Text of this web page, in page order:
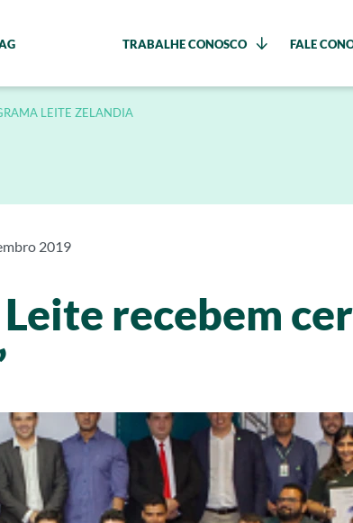
TRABALHE CONOSCO FALE
LEITE ZELANDIA
2019
recebem